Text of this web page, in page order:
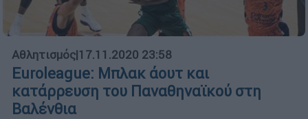
Αθλητισμός|17.11.2020 23:58
Euroleague: Μπλακ άουτ και
κατάρρευση του Παναθηναϊκού στη
Βαλένθια